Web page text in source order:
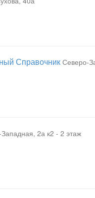
Справочник Северо-
2а к2 - 2 этаж